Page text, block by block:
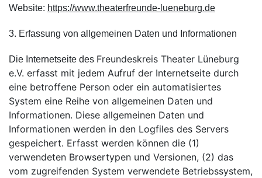
Website: https://www.theaterfreunde-lueneburg.de
3. Erfassung von allgemeinen Daten und Informationen
Die Internetseite des Freundeskreis Theater Lüneburg
e.V. erfasst mit jedem Aufruf der Internetseite durch
eine betroffene Person oder ein automatisiertes
System eine Reihe von allgemeinen Daten und
Informationen. Diese allgemeinen Daten und
Informationen werden in den Logfiles des Servers
gespeichert. Erfasst werden können die (1)
verwendeten Browsertypen und Versionen, (2) das
vom zugreifenden System verwendete Betriebssystem,